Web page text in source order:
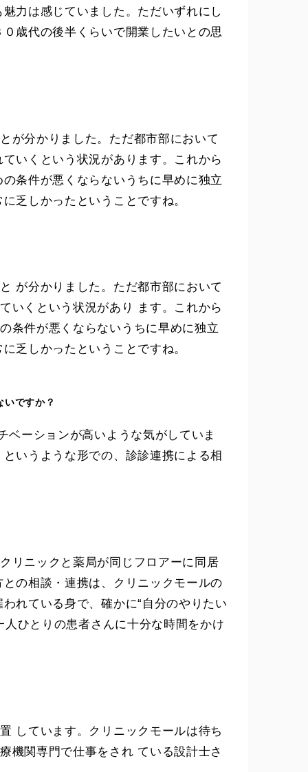
力は感じていました。ただいずれにし
歳代の後半くらいで開業したいとの思
が分かりました。ただ都市部において
いくという状況があります。これから
条件が悪くならないうちに早めに独立
乏しかったということですね。
が分かりました。ただ都市部において
いくという状況があり ます。これから
条件が悪くならないうちに早めに独立
乏しかったということですね。
ですか？
ベーションが高いような気がしていま
いうような形での、診診連携による相
リニックと薬局が同じフロアーに同居
の相談・連携は、クリニックモールの
れている身で、確かに“自分のやりたい
ひとりの患者さんに十分な時間をかけ
しています。クリニックモールは待ち
機関専門で仕事をされ ている設計士さ